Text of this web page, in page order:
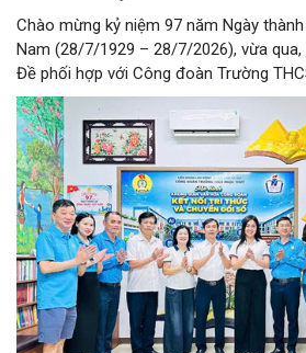
Chào mừng kỷ niệm 97 năm Ngày
Nam (28/7/1929 – 28/7/2026), vừa
Đề phối hợp với Công đoàn Trường
đoàn Trường Tiểu học Ái Mộ B tổ chức
“Không gian văn hóa công đoàn”.